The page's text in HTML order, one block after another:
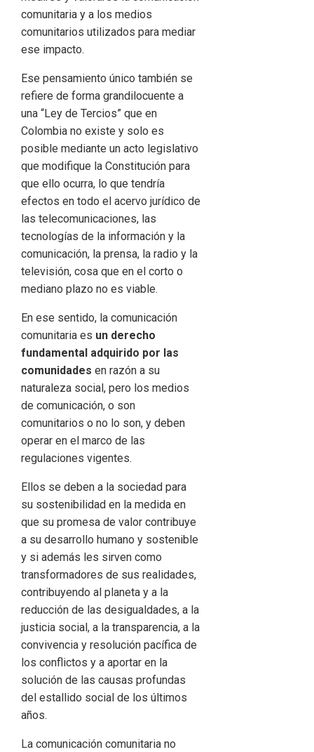
comunitaria y a los medios
comunitarios utilizados para mediar
ese impacto.
Ese pensamiento único también se
refiere de forma grandilocuente a
una “Ley de Tercios” que en
Colombia no existe y solo es
posible mediante un acto legislativo
que modifique la Constitución para
que ello ocurra, lo que tendría
efectos en todo el acervo jurídico de
las telecomunicaciones, las
tecnologías de la información y la
comunicación, la prensa, la radio y la
televisión, cosa que en el corto o
mediano plazo no es viable.
En ese sentido, la comunicación
comunitaria es un derecho
fundamental adquirido por las
comunidades en razón a su
naturaleza social, pero los medios
de comunicación, o son
comunitarios o no lo son, y deben
operar en el marco de las
regulaciones vigentes.
Ellos se deben a la sociedad para
su sostenibilidad en la medida en
que su promesa de valor contribuye
a su desarrollo humano y sostenible
y si además les sirven como
transformadores de sus realidades,
contribuyendo al planeta y a la
reducción de las desigualdades, a la
justicia social, a la transparencia, a la
convivencia y resolución pacífica de
los conflictos y a aportar en la
solución de las causas profundas
del estallido social de los últimos
años.
La comunicación comunitaria no